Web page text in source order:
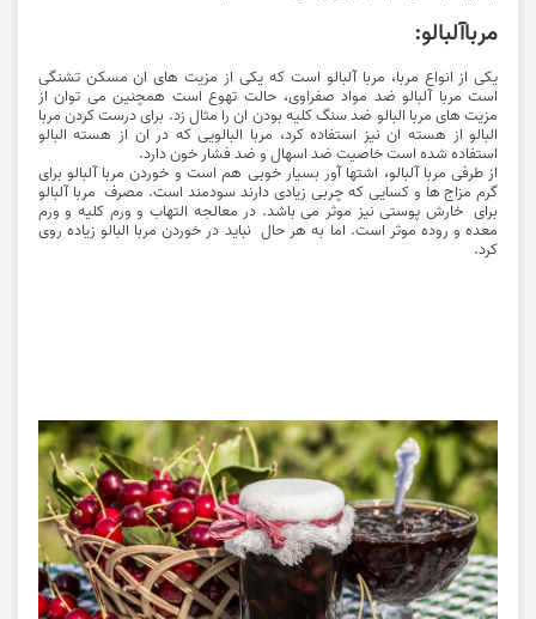
مرباآلبالو:
یکی از انواع مربا، مربا آلبالو است که یکی از مزیت های ان مسکن تشنگی
است مربا آلبالو ضد مواد صفراوی، حالت تهوع است همچنین می توان از
مزیت های مربا البالو ضد سنگ کلیه بودن ان را مثال زد. برای درست کردن مربا
البالو از هسته ان نیز استفاده کرد، مربا البالویی که در ان از هسته البالو
استفاده شده است خاصیت ضد اسهال و ضد فشار خون دارد.
از طرفی مربا آلبالو، اشتها آور بسیار خوبی هم است و خوردن مربا آلبالو برای
گرم مزاج ها و کسایی که چربی زیادی دارند سودمند است. مصرف مربا آلبالو
برای خارش پوستی نیز موثر می باشد. در معالجه التهاب و ورم کلیه و ورم
معده و روده موثر است. اما به هر حال نباید در خوردن مربا البالو زیاده روی
کرد.